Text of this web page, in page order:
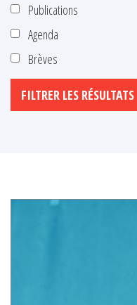
Publications
Agenda
Brèves